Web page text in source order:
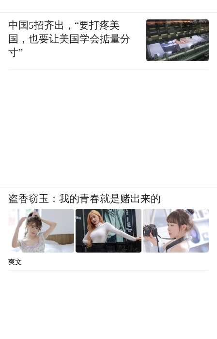
中国5招齐出，“要打疼美
国，也要让美国学会掂量分
寸”
盗香窃玉：我的青春就是赌出来的
爽文